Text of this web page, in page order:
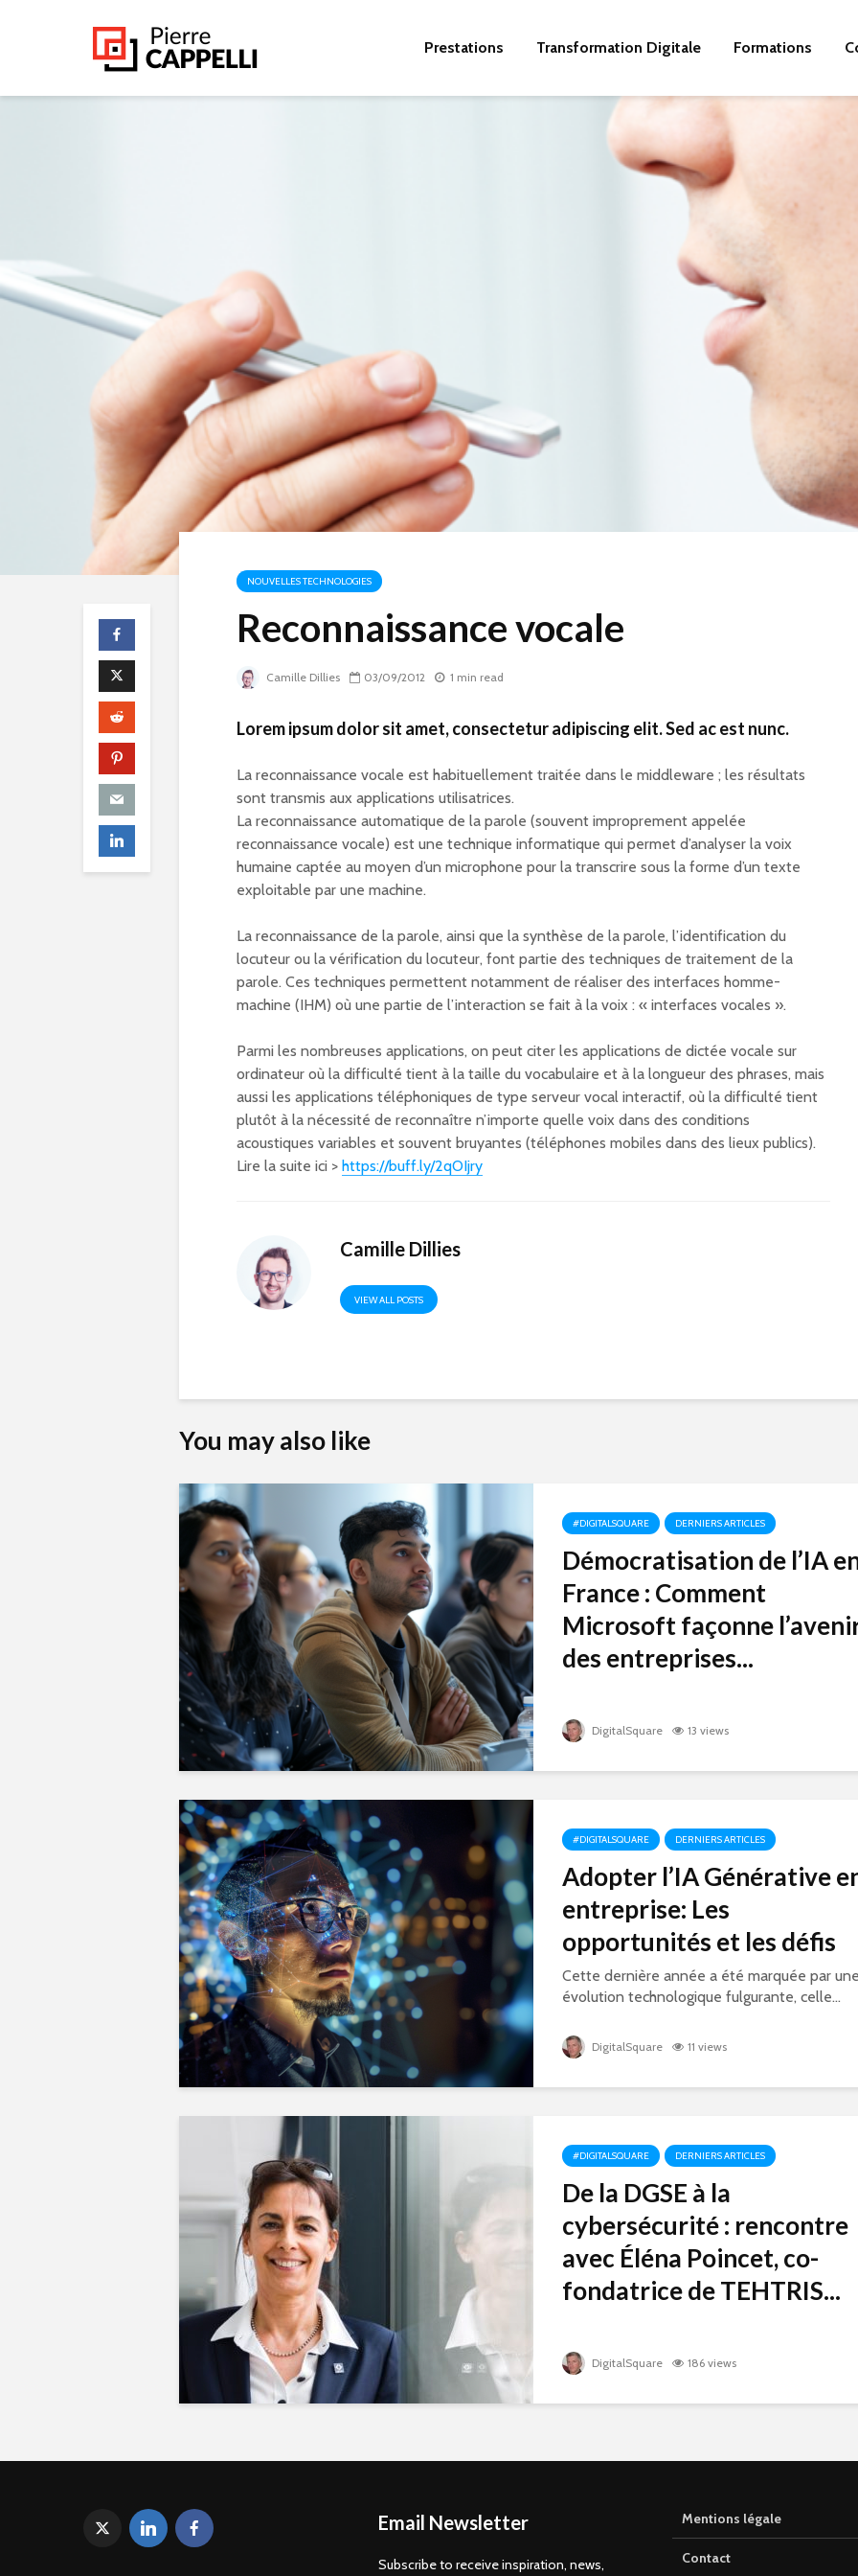
Prestations Transformation Digitale Formations
NOUVELLES TECHNOLOGIES
Reconnaissance vocale
Camille Dillies 03/09/2012 1 min read
Lorem ipsum dolor sit amet, consectetur adipiscing elit. Sed ac est nunc.
La reconnaissance vocale est habituellement traitée dans le middleware ; les résultats
sont transmis aux applications utilisatrices.
La reconnaissance automatique de la parole (souvent improprement appelée
reconnaissance vocale) est une technique informatique qui permet d’analyser la voix
humaine captée au moyen d’un microphone pour la transcrire sous la forme d’un texte
exploitable par une machine.
La reconnaissance de la parole, ainsi que la synthèse de la parole, l’identification du
locuteur ou la vérification du locuteur, font partie des techniques de traitement de la
parole. Ces techniques permettent notamment de réaliser des interfaces homme-
machine (IHM) où une partie de l’interaction se fait à la voix : « interfaces vocales ».
Parmi les nombreuses applications, on peut citer les applications de dictée vocale sur
ordinateur où la difficulté tient à la taille du vocabulaire et à la longueur des phrases, mais
aussi les applications téléphoniques de type serveur vocal interactif, où la difficulté tient
plutôt à la nécessité de reconnaître n’importe quelle voix dans des conditions
acoustiques variables et souvent bruyantes (téléphones mobiles dans des lieux publics).
Lire la suite ici > https://buff.ly/2qOIjry
Camille Dillies
VIEW ALL POSTS
You may also like
#DIGITALSQUARE DERNIERS ARTICLES
Démocratisation de l’IA
France : Comment
Microsoft façonne
des entreprises...
DigitalSquare 13 views
#DIGITALSQUARE DERNIERS ARTICLES
Adopter l’IA Générative
entreprise: Les
opportunités et les défis
Cette dernière année a été marquée par
évolution technologique fulgurante, celle...
DigitalSquare 11 views
#DIGITALSQUARE DERNIERS ARTICLES
De la DGSE à la
cybersécurité : rencontre
avec Éléna Poincet, co-
fondatrice de TEHTRIS...
DigitalSquare 186 views
Bardeau, fondateur
de Simplon, travaille
pour mettre le
numérique au service
Thomas Baignères
raconte Olvid: la
messagerie française
qui ne craint ni
WhatsApp, Telegram
Jérôme Colombain :
l’évolution
passionnante d’un
journaliste spécialiste
du numérique et des
Email Newsletter
Subscribe to receive inspiration, news,
Mentions légale
Contact